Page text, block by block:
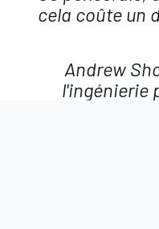
cela coûte un
Andrew
l'ingénierie